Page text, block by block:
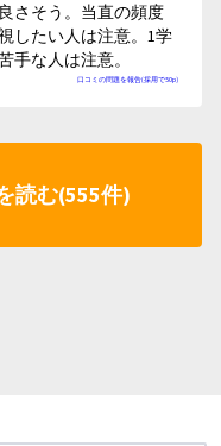
口コミの問題を報告(採用で50p)
さそう。当直の頻度
したい人は注意。1学
手な人は注意。
読む(555件)